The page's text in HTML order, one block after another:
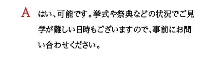
A
はい、可能です。挙式や祭典などの状況でご見
学が難しい日時もございますので、事前にお問
い合わせください。